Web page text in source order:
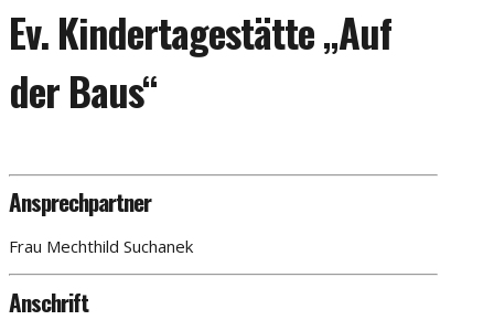
Ev. Kindertagestätte „Auf
der Baus“
Ansprechpartner
Frau Mechthild Suchanek
Anschrift